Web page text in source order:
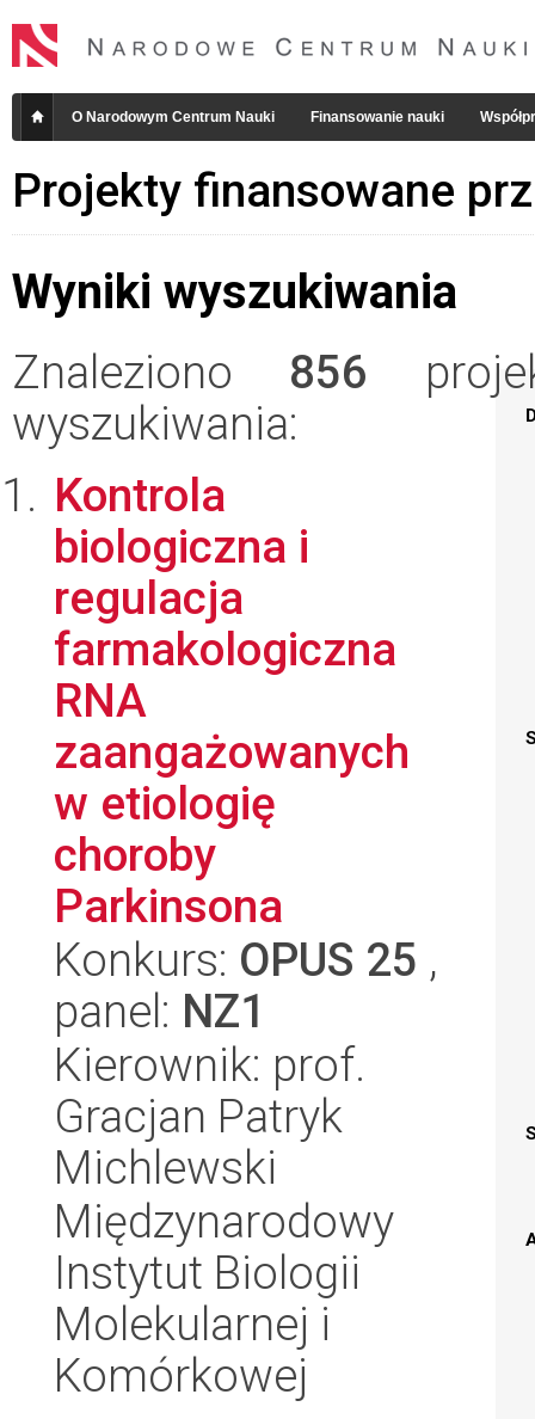
O Narodowym Centrum Nauki Finansowanie nauki
Projekty finansowane
Wyniki wyszukiwania
Znaleziono 856
wyszukiwania:
Kontrola
biologiczna i
regulacja
farmakologiczna
RNA
zaangażowanych
w etiologię
choroby
Parkinsona
Konkurs: OPUS 25 ,
panel: NZ1
Kierownik: prof.
Gracjan Patryk
Michlewski
Międzynarodowy
Instytut Biologii
Molekularnej i
Komórkowej